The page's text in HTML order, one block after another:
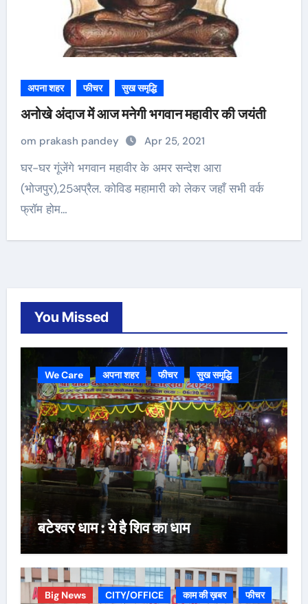
अपना शहर फीचर सुख समृद्धि
अनोखे अंदाज में आज मनेगी भगवान महावीर की जयंती
om prakash pandey Apr 25, 2021
घर-घर गूंजेंगे भगवान महावीर के अमर सन्देश आरा
(भोजपुर),25अप्रैल. कोविड महामारी को लेकर जहाँ सभी वर्क
फ्रॉम होम…
You Missed
We Care अपना शहर फीचर सुख समृद्धि
बटेश्वर धाम : ये है शिव का धाम
Big News CITY/OFFICE काम की ख़बर फीचर